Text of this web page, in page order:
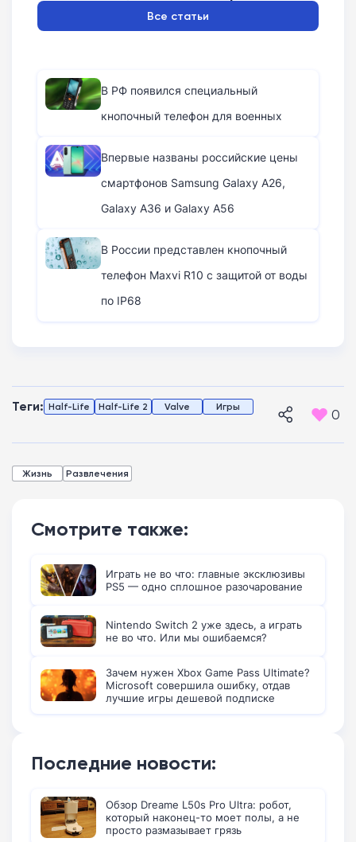
Все статьи
В РФ появился специальный
кнопочный телефон для военных
Впервые названы российские цены
смартфонов Samsung Galaxy A26,
Galaxy A36 и Galaxy A56
В России представлен кнопочный
телефон Maxvi R10 с защитой от воды
по IP68
Теги: Half-Life Half-Life 2 Valve Игры 0
Жизнь Развлечения
Смотрите также:
Играть не во что: главные эксклюзивы
PS5 — одно сплошное разочарование
Nintendo Switch 2 уже здесь, а играть
не во что. Или мы ошибаемся?
Зачем нужен Xbox Game Pass Ultimate?
Microsoft совершила ошибку, отдав
лучшие игры дешевой подписке
Последние новости:
Обзор Dreame L50s Pro Ultra: робот,
который наконец-то моет полы, а не
просто размазывает грязь